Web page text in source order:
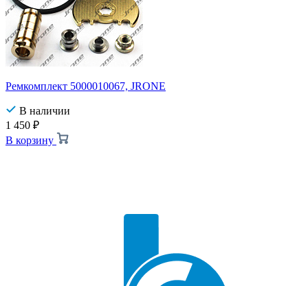
Ремкомплект 5000010067, JRONE
В наличии
1 450 ₽
В корзину